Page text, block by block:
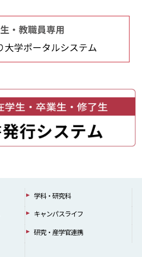
学科・研究科
キャンパスライフ
研究・産学官連携